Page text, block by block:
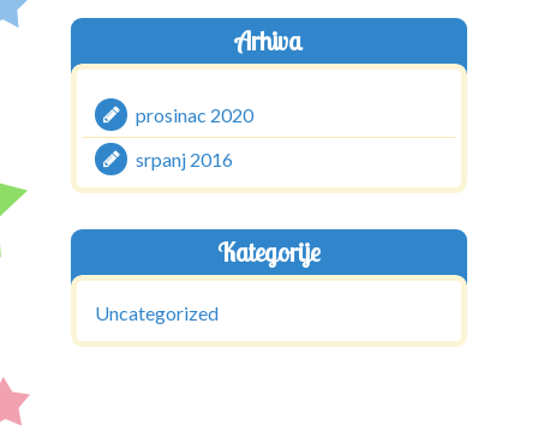
Arhiva
prosinac 2020
srpanj 2016
Kategorije
Uncategorized